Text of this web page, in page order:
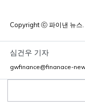
Copyright ⓒ 파이낸 뉴스
심건우 기자
gwfinance@finanace-
글